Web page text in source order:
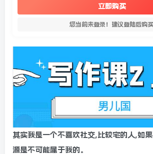
立即购买
您当前未登录！建议登陆后购
其实我是一个不喜欢社交,比较宅的人,如
源是不可能属于我的。